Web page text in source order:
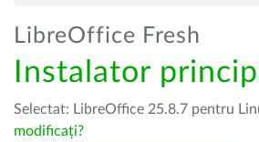
LibreOffice Fresh
Instalator
Selectat: LibreOffice 25.8.7 pentru
modificați?